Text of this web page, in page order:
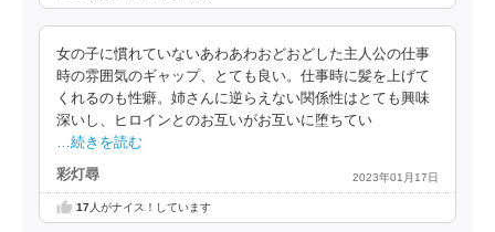
女の子に慣れていないあわあわおどおどした主人公の仕事
時の雰囲気のギャップ、とても良い。仕事時に髪を上げて
くれるのも性癖。姉さんに逆らえない関係性はとても興味
深いし、ヒロインとのお互いがお互いに堕ちてい
…続きを読む
彩灯尋 2023年01月17日
17人がナイス！しています